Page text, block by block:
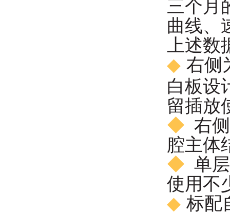
三个月
曲线、
上述数
◆ 右侧
白板设
留插放
◆ 右
腔主体
◆ 单
使用不
◆ 标配